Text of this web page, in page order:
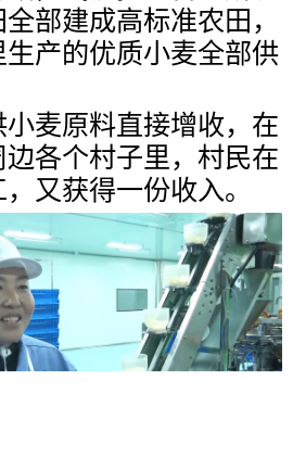
部建成高标准农田，
产的优质小麦全部供
麦原料直接增收，在
各个村子里，村民在
又获得一份收入。